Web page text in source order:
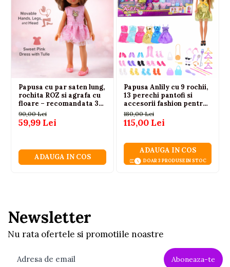
Papusa cu par saten lung,
rochita ROZ si agrafa cu
floare – recomandata 3
ani+
90,00 Lei
59,99 Lei
ADAUGA IN COS
Papusa Anlily cu 9 rochii,
13 perechi pantofi si
accesorii fashion pentru
fetite
180,00 Lei
115,00 Lei
ADAUGA IN COS
DOAR 3 PRODUSE IN STOC
Newsletter
Nu rata ofertele si promotiile noastre